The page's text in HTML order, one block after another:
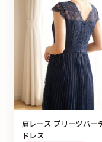
肩レース プリーツパー
ドレス